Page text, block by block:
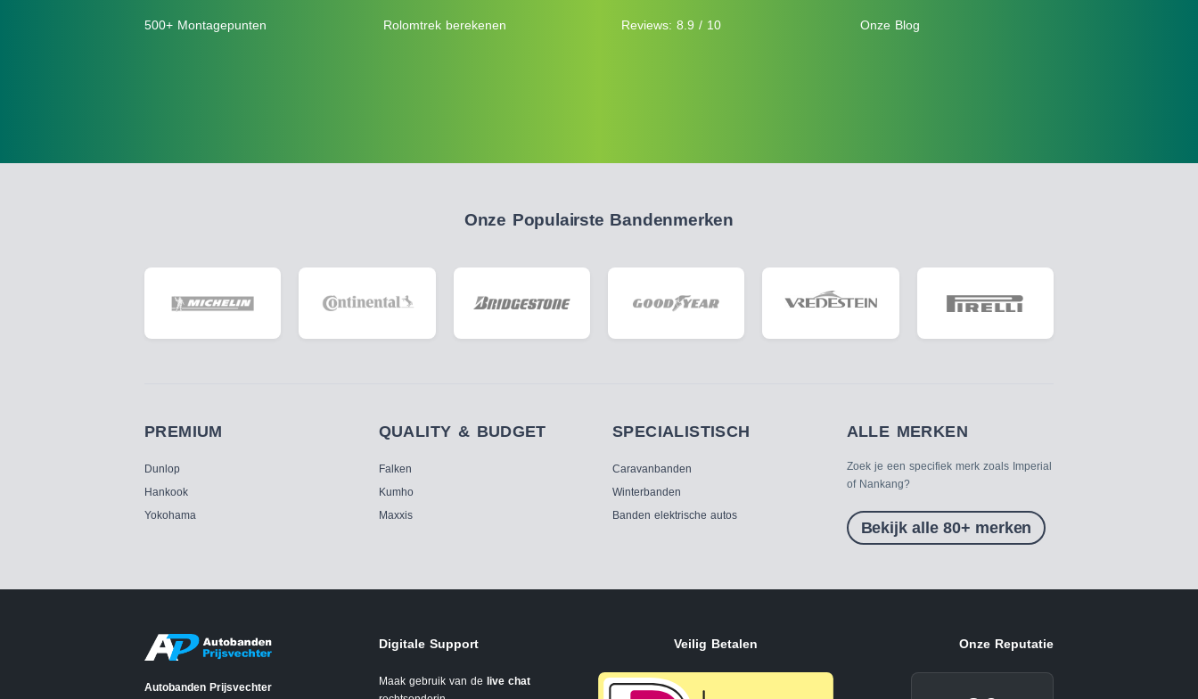
500+ Montagepunten Rolomtrek berekenen Reviews: 8.9 / 10 Onze Blog
Onze Populairste Bandenmerken
PREMIUM
Dunlop
Hankook
Yokohama
QUALITY & BUDGET
Falken
Kumho
Maxxis
SPECIALISTISCH
Caravanbanden
Winterbanden
Banden elektrische autos
ALLE MERKEN
Zoek je een specifiek merk zoals Imperial
of Nankang?
Bekijk alle 80+ merken
Autobanden Prijsvechter
Digitale Support
Maak gebruik van de live chat
Veilig Betalen Onze Reputatie